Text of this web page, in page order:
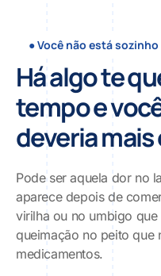
● Você não está sozinho
Há algo te
tempo e
deveria
Pode ser aquela dor no
aparece depois de
virilha ou no umbigo
queimação no peito que
medicamentos.